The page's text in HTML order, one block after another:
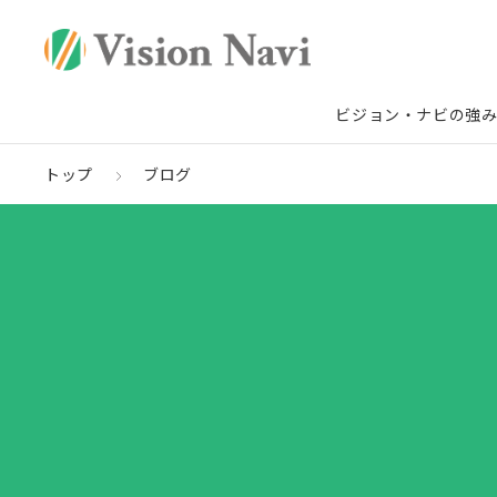
ビジョン・ナビの強み
トップ ブログ